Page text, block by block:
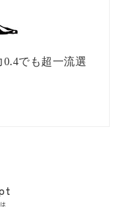
でも超一流選